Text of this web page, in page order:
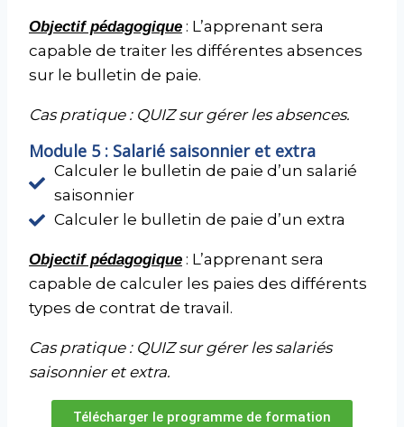
Objectif pédagogique : L’apprenant sera
capable de traiter les différentes absences
sur le bulletin de paie.
Cas pratique : QUIZ sur gérer les absences.
Module 5 : Salarié saisonnier et extra
Calculer le bulletin de paie d’un salarié
saisonnier
Calculer le bulletin de paie d’un extra
Objectif pédagogique : L’apprenant sera
capable de calculer les paies des différents
types de contrat de travail.
Cas pratique : QUIZ sur gérer les salariés
saisonnier et extra.
Télécharger le programme de formation